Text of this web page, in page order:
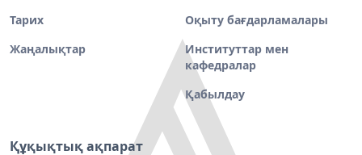
Тарих
Жаңалықтар
Оқыту бағдарламалары
Институттар мен
кафедралар
Қабылдау
Құқықтық ақпарат